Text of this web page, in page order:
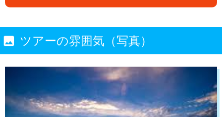
ツアーの雰囲気（写真）